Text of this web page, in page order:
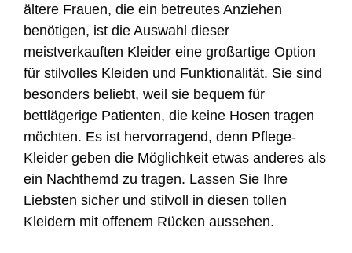
ältere Frauen, die ein betreutes Anziehen
benötigen, ist die Auswahl dieser
meistverkauften Kleider eine großartige Option
für stilvolles Kleiden und Funktionalität. Sie sind
besonders beliebt, weil sie bequem für
bettlägerige Patienten, die keine Hosen tragen
möchten. Es ist hervorragend, denn Pflege-
Kleider geben die Möglichkeit etwas anderes als
ein Nachthemd zu tragen. Lassen Sie Ihre
Liebsten sicher und stilvoll in diesen tollen
Kleidern mit offenem Rücken aussehen.